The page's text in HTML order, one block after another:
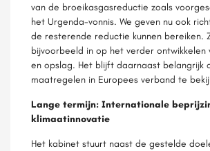
van de broeikasgasreductie zoals
het Urgenda-vonnis. We geven nu ook
de resterende reductie kunnen bereiken.
bijvoorbeeld in op het verder ontwikkelen
en opslag. Het blijft daarnaast belangrijk
maatregelen in Europees verband te
Lange termijn: Internationale
klimaatinnovatie
Het kabinet stuurt naast de gestelde